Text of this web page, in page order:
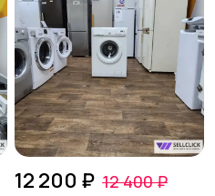
12 200 ₽ 12 400 ₽